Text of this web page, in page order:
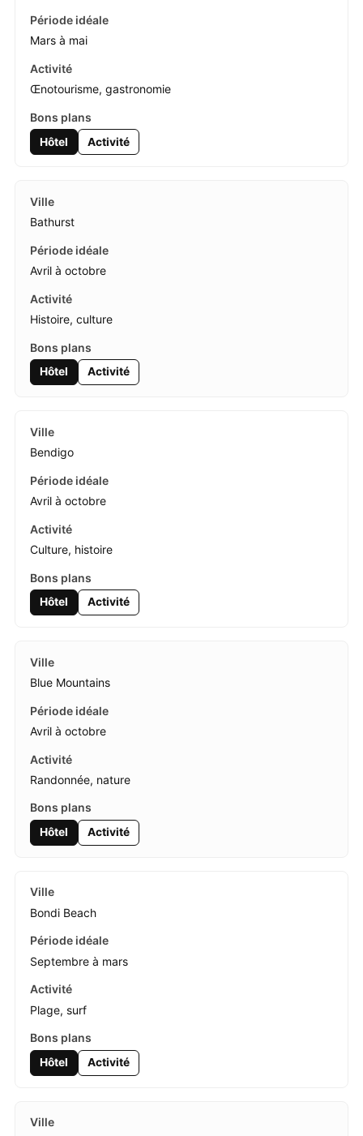
Mars à mai
Œnotourisme, gastronomie
Hôtel Activité
Bathurst
Avril à octobre
Histoire, culture
Hôtel Activité
Bendigo
Avril à octobre
Culture, histoire
Hôtel Activité
Blue Mountains
Avril à octobre
Randonnée, nature
Hôtel Activité
Bondi Beach
Septembre à mars
Plage, surf
Hôtel Activité